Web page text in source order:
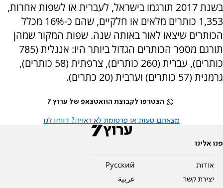
בשנת 2017 תורגמו בישראל, לעברית או לשפות אחרות,
1,353 כותרים מלאים או חלקיים, שהם כ-16% מכלל
הכותרים שיצאו לאור באותה שנה. שפות המקור שמהן
תורגם מספר הכותרים הגדול ביותר היו: אנגלית (785
כותרים), עברית (260 כותרים), צרפתית (58 כותרים),
גרמנית (57 כותרים) וערבית (20 כתרים).
הצטרפו לקבוצת הוואטצאפ של ערוץ 7
מצאתם טעות או פרסומת לא ראויה? דווחו לנו
פנו אלינו
אודות
יצירת קשר
Pусский
عربية